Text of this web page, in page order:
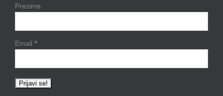
Prezime
Email *